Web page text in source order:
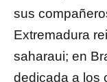
sus
Extremadura
saharaui; en
dedicada a los